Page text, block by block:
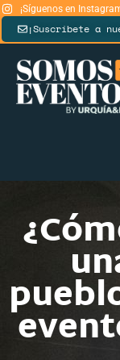
¡Síguenos en
¡Suscríbete a